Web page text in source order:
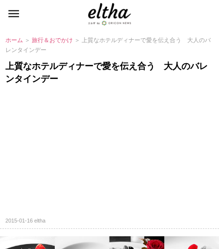
ホーム ＞旅行＆おでかけ ＞ 上質なホテルディナーで愛を伝え合う 大人のバ
レンタインデー
上質なホテルディナーで愛を伝え合う 大人のバレ
ンタインデー
2015-01-16eltha